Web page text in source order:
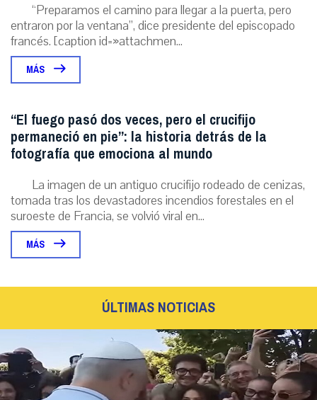
“Preparamos el camino para llegar a la puerta, pero
entraron por la ventana”, dice presidente del episcopado
francés. [caption id=»attachmen...
MÁS
“El fuego pasó dos veces, pero el crucifijo
permaneció en pie”: la historia detrás de la
fotografía que emociona al mundo
La imagen de un antiguo crucifijo rodeado de cenizas,
tomada tras los devastadores incendios forestales en el
suroeste de Francia, se volvió viral en...
MÁS
ÚLTIMAS NOTICIAS